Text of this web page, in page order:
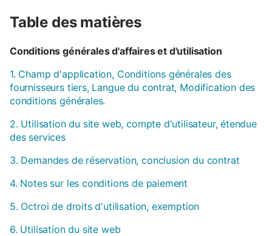
Table des matières
Conditions générales d'affaires et d'utilisation
1. Champ d'application, Conditions générales des
fournisseurs tiers, Langue du contrat, Modification des
conditions générales.
2. Utilisation du site web, compte d'utilisateur, étendue
des services
3. Demandes de réservation, conclusion du contrat
4. Notes sur les conditions de paiement
5. Octroi de droits d'utilisation, exemption
6. Utilisation du site web